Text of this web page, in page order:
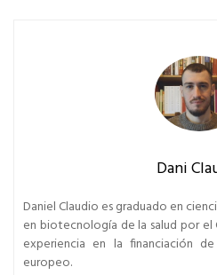
Dani
Daniel Claudio es graduado en
en biotecnología de la salud por el
experiencia en la financiación
europeo.